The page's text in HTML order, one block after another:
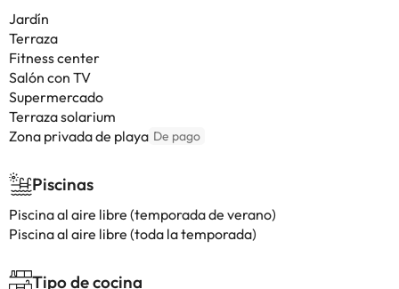
Jardín
Terraza
Fitness center
Salón con TV
Supermercado
Terraza solarium
Zona privada de playa De pago
Piscinas
Piscina al aire libre (temporada de verano)
Piscina al aire libre (toda la temporada)
Tipo de cocina